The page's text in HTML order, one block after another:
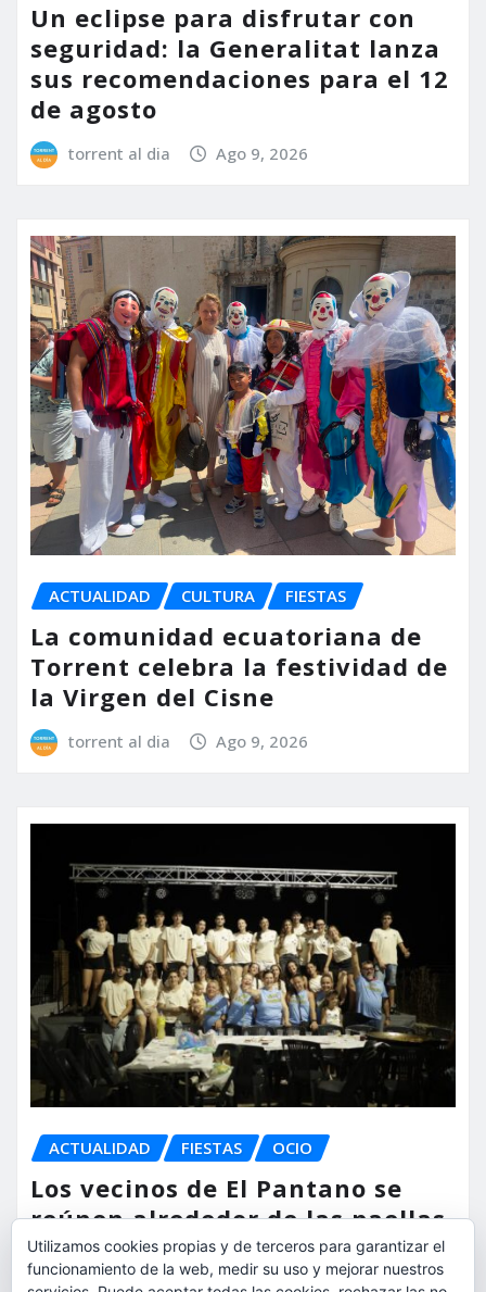
Un eclipse para disfrutar con
seguridad: la Generalitat lanza
sus recomendaciones para el 12
de agosto
torrent al dia Ago 9, 2026
ACTUALIDAD CULTURA FIESTAS
La comunidad ecuatoriana de
Torrent celebra la festividad de
la Virgen del Cisne
torrent al dia Ago 9, 2026
ACTUALIDAD FIESTAS OCIO
Los vecinos de El Pantano se
reúnen alrededor de las paellas
para celebrar sus fiestas
Utilizamos cookies propias y de terceros para garantizar el
funcionamiento de la web, medir su uso y mejorar nuestros